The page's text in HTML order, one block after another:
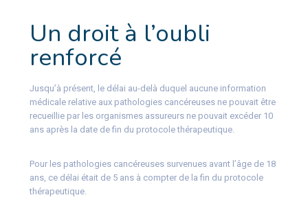
Un droit à l’oubli
renforcé
Jusqu’à présent, le délai au-delà duquel aucune information
médicale relative aux pathologies cancéreuses ne pouvait être
recueillie par les organismes assureurs ne pouvait excéder 10
ans après la date de fin du protocole thérapeutique.
Pour les pathologies cancéreuses survenues avant l’âge de 18
ans, ce délai était de 5 ans à compter de la fin du protocole
thérapeutique.